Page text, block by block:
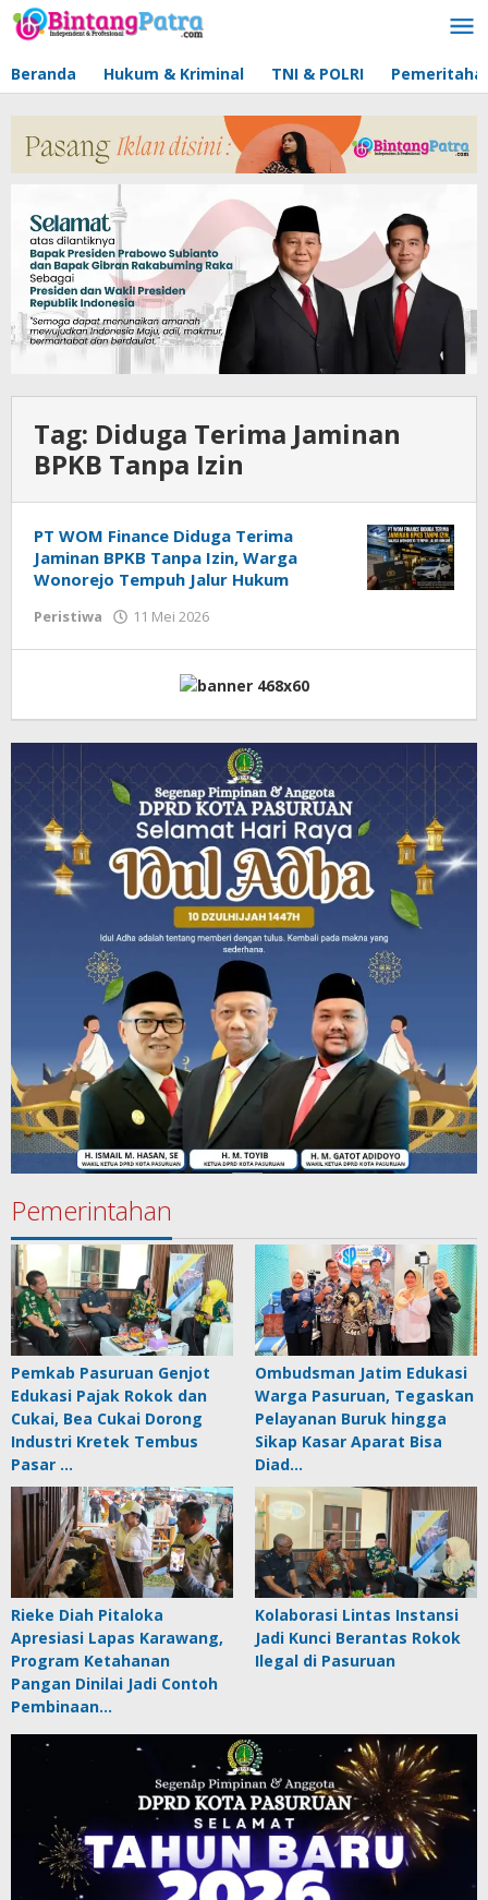
Lewati
ke
Beranda Hukum & Kriminal TNI & POLRI
Tag: Diduga Terima Jaminan
BPKB Tanpa Izin
PT WOM Finance Diduga Terima
Jaminan BPKB Tanpa Izin, Warga
Wonorejo Tempuh Jalur Hukum
Peristiwa 11 Mei 2026
Pemerintahan
Pemkab Pasuruan Genjot
Edukasi Pajak Rokok dan
Cukai, Bea Cukai Dorong
Industri Kretek Tembus
Pasar …
Ombudsman Jatim Edukasi
Warga Pasuruan, Tegaskan
Pelayanan Buruk hingga
Sikap Kasar Aparat Bisa
Diad…
Rieke Diah Pitaloka
Apresiasi Lapas Karawang,
Program Ketahanan
Pangan Dinilai Jadi Contoh
Pembinaan…
Kolaborasi Lintas Instansi
Jadi Kunci Berantas Rokok
Ilegal di Pasuruan